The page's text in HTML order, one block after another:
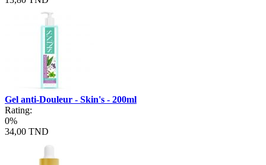
Gel anti-Douleur - Skin's - 200ml
Rating:
0%
34,00 TND